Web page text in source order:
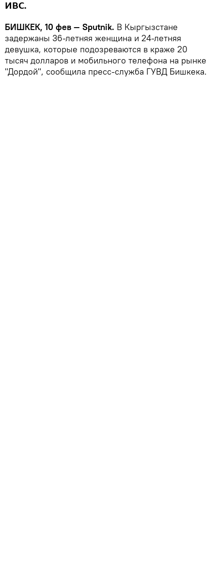
ИВС.
БИШКЕК, 10 фев — Sputnik. В Кыргызстане
задержаны 36-летняя женщина и 24-летняя
девушка, которые подозреваются в краже 20
тысяч долларов и мобильного телефона на рынке
"Дордой", сообщила пресс-служба ГУВД Бишкека.